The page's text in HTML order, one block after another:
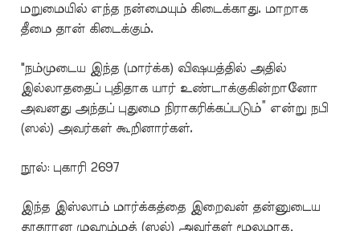
மறுமையில் எந்த நன்மையும் கிடைக்காது. மாறாக
தீமை தான் கிடைக்கும்.
"நம்முடைய இந்த (மார்க்க) விஷயத்தில் அதில்
இல்லாததைப் புதிதாக யார் உண்டாக்குகின்றானோ
அவனது அந்தப் புதுமை நிராகரிக்கப்படும்” என்று நபி
(ஸல்) அவர்கள் கூறினார்கள்.
நூல்: புகாரி 2697
இந்த இஸ்லாம் மார்க்கத்தை இறைவன் தன்னுடைய
தூதரான முஹம்மத் (ஸல்) அவர்கள் மூலமாக,